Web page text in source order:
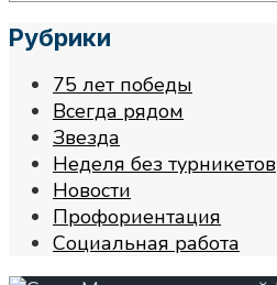
Рубрики
75 лет победы
Всегда рядом
Звезда
Неделя без турникетов
Новости
Профориентация
Социальная работа